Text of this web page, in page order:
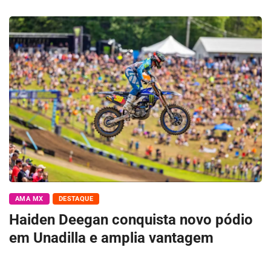
AMA MX DESTAQUE
Haiden Deegan conquista novo pódio
em Unadilla e amplia vantagem